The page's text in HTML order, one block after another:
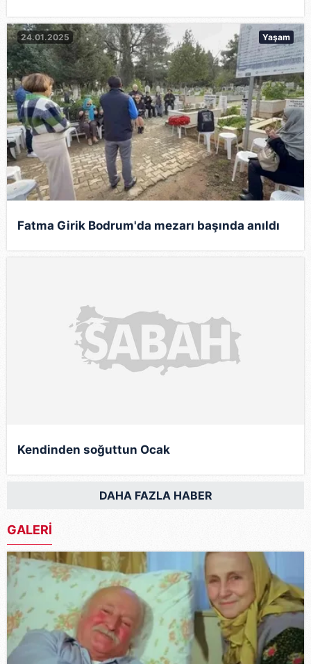
24.01.2025 Yaşam
Fatma Girik Bodrum'da mezarı başında anıldı
Kendinden soğuttun Ocak
DAHA FAZLA HABER
GALERİ